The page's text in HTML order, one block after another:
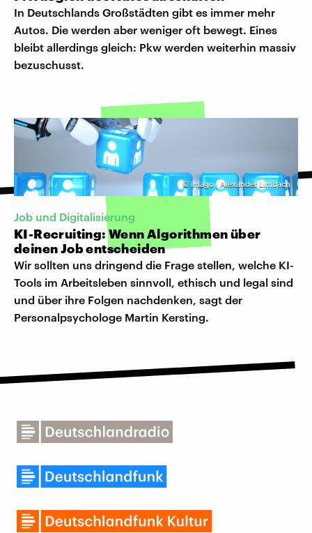
In Deutschlands Großstädten gibt es immer mehr
Autos. Die werden aber weniger oft bewegt. Eines
bleibt allerdings gleich: Pkw werden weiterhin massiv
bezuschusst.
© imago | Alexander Limbach
Job und Digitalisierung
KI-Recruiting: Wenn Algorithmen über
deinen Job entscheiden
Wir sollten uns dringend die Frage stellen, welche KI-
Tools im Arbeitsleben sinnvoll, ethisch und legal sind
und über ihre Folgen nachdenken, sagt der
Personalpsychologe Martin Kersting.